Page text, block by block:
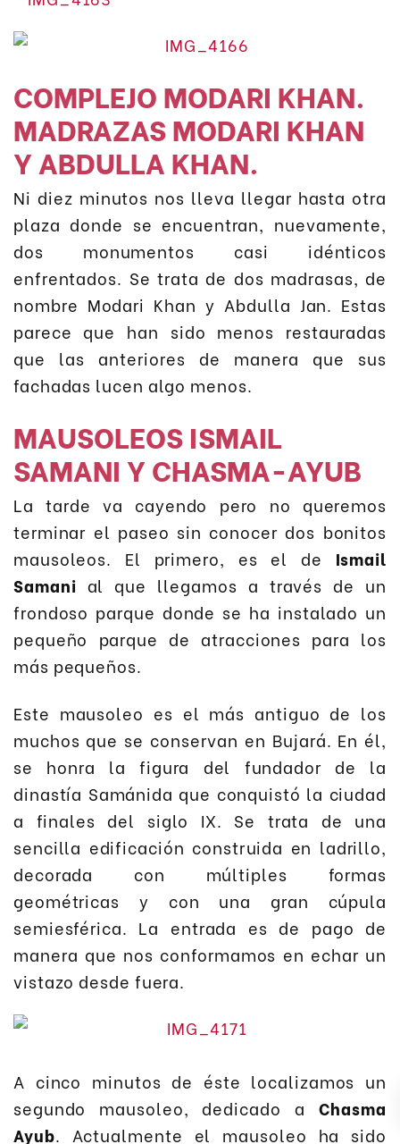
COMPLEJO MODARI KHAN.
MADRAZAS MODARI KHAN
Y ABDULLA KHAN.
Ni diez minutos nos lleva llegar hasta otra
plaza donde se encuentran, nuevamente,
dos monumentos casi idénticos
enfrentados. Se trata de dos madrasas, de
nombre Modari Khan y Abdulla Jan. Estas
parece que han sido menos restauradas
que las anteriores de manera que sus
fachadas lucen algo menos.
MAUSOLEOS ISMAIL
SAMANI Y CHASMA-AYUB
La tarde va cayendo pero no queremos
terminar el paseo sin conocer dos bonitos
mausoleos. El primero, es el de Ismail
Samani al que llegamos a través de un
frondoso parque donde se ha instalado un
pequeño parque de atracciones para los
más pequeños.
Este mausoleo es el más antiguo de los
muchos que se conservan en Bujará. En él,
se honra la figura del fundador de la
dinastía Samánida que conquistó la ciudad
a finales del siglo IX. Se trata de una
sencilla edificación construida en ladrillo,
decorada con múltiples formas
geométricas y con una gran cúpula
semiesférica. La entrada es de pago de
manera que nos conformamos en echar un
vistazo desde fuera.
A cinco minutos de éste localizamos un
segundo mausoleo, dedicado a Chasma
Ayub. Actualmente el mausoleo ha sido